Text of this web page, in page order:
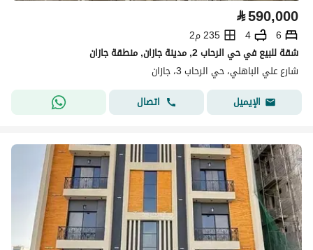
⃁590,000
6
4
235 م2
شقة للبيع في حي الرحاب 2, مدينة جازان, منطقة جازان
شارع علي الباهلي، حي الرحاب 3، جازان
الإيميل
اتصال